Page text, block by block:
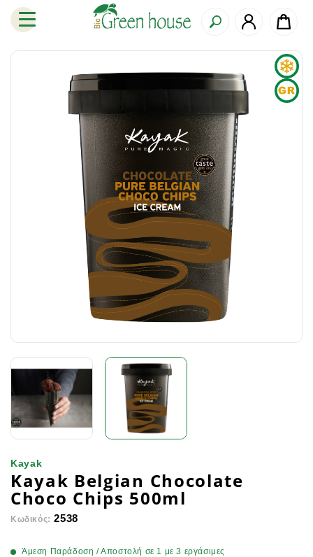
Kayak
Kayak Belgian Chocolate
Choco Chips 500ml
Κωδικός: 2538
Άμεση Παράδοση / Αποστολή σε 1 με 3 εργάσιμες